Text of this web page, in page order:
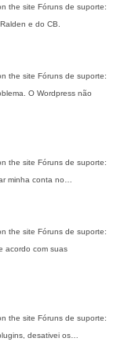
the site Fóruns de suporte:
e do CB.
the site Fóruns de suporte:
O Wordpress não
the site Fóruns de suporte:
minha conta no…
the site Fóruns de suporte:
acordo com suas
the site Fóruns de suporte:
desativei os…